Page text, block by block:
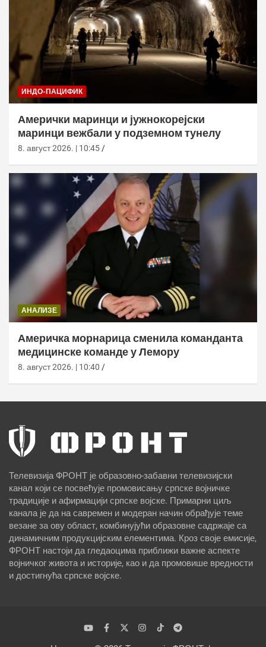
ИНДО-ПАЦИФИК
Амерички маринци и јужнокорејски
маринци вежбали у подземном тунелу
8. август 2026. | 10:45
АНАЛИЗЕ
Америчка морнарица сменила команданта
медицинске команде у Лемору
8. август 2026. | 10:40
Телевизија ФРОНТ је образовно-забавни телевизијски
канал који се посвећује промовисању српске војничке
традиције и афирмацији српске војске. Примарни циљ
канала је да на савремен и модеран начин обрађује теме
везане за ову област, комбинујући образовне садржаје са
динамичним продукцијским елементима. Кроз своје емисије,
ФРОНТ настоји да гледаоцима приближи важне аспекте
војничког живота и историје, као и да промовише вредности
и достигнућа српске војске.